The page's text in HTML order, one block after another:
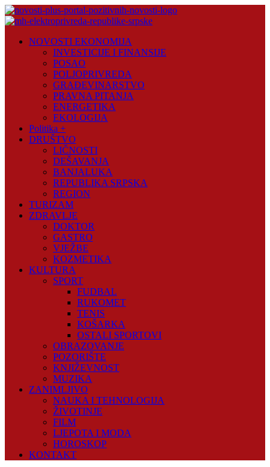
Skip
to
Plus
NOVOSTI EKONOMIJA
INVESTICIJE I FINANSIJE
POSAO
POLJOPRIVREDA
GRAĐEVINARSTVO
PRAVNA PITANJA
ENERGETIKA
EKOLOGIJA
Politika +
DRUŠTVO
LIČNOSTI
DEŠAVANJA
BANJALUKA
REPUBLIKA SRPSKA
REGION
TURIZAM
ZDRAVLJE
DOKTOR
GASTRO
VJEŽBE
KOZMETIKA
KULTURA
SPORT
FUDBAL
RUKOMET
TENIS
KOŠARKA
OSTALI SPORTOVI
OBRAZOVANJE
POZORIŠTE
KNJIŽEVNOST
MUZIKA
ZANIMLJIVO
NAUKA I TEHNOLOGIJA
ŽIVOTINJE
FILM
LJEPOTA I MODA
HOROSKOP
KONTAKT